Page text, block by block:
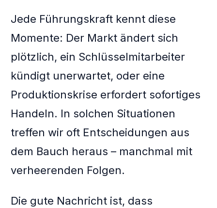
Jede Führungskraft kennt diese
Momente: Der Markt ändert sich
plötzlich, ein Schlüsselmitarbeiter
kündigt unerwartet, oder eine
Produktionskrise erfordert sofortiges
Handeln. In solchen Situationen
treffen wir oft Entscheidungen aus
dem Bauch heraus – manchmal mit
verheerenden Folgen.
Die gute Nachricht ist, dass